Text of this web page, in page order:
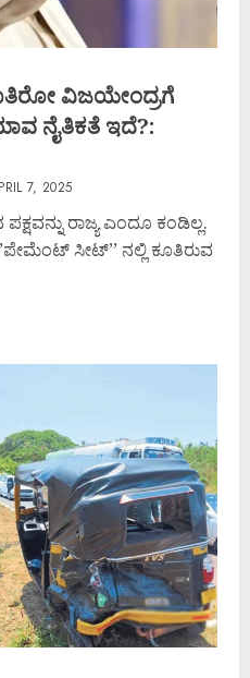
ವಿಜಯೇಂದ್ರಗೆ
ನೈತಿಕತೆ ಇದೆ?:
7, 2025
ರಾಜ್ಯ ಎಂದೂ ಕಂಡಿಲ್ಲ.
ಸೀಟ್’’ ನಲ್ಲಿ ಕೂತಿರುವ